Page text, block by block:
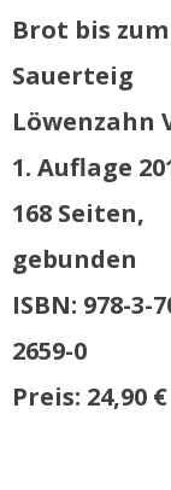
Brot bis zum
Sauerteig
Löwenzahn
1. Auflage
168 Seiten,
gebunden
ISBN: 978-3-
2659-0
Preis: 24,90 €